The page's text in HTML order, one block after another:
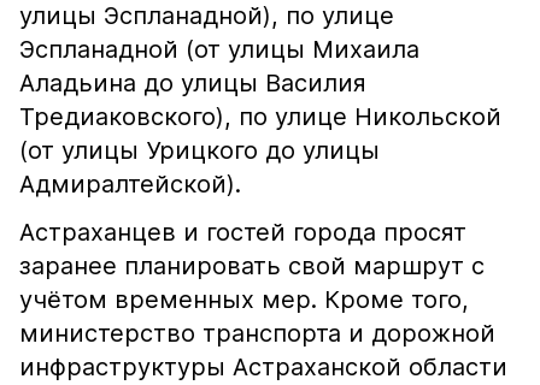
улицы Эспланадной), по улице
Эспланадной (от улицы Михаила
Аладьина до улицы Василия
Тредиаковского), по улице Никольской
(от улицы Урицкого до улицы
Адмиралтейской).
Астраханцев и гостей города просят
заранее планировать свой маршрут с
учётом временных мер. Кроме того,
министерство транспорта и дорожной
инфраструктуры Астраханской области